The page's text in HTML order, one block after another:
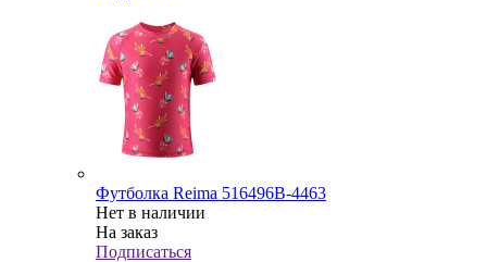
Футболка Reima 516496В-4463
Нет в наличии
На заказ
Подписаться